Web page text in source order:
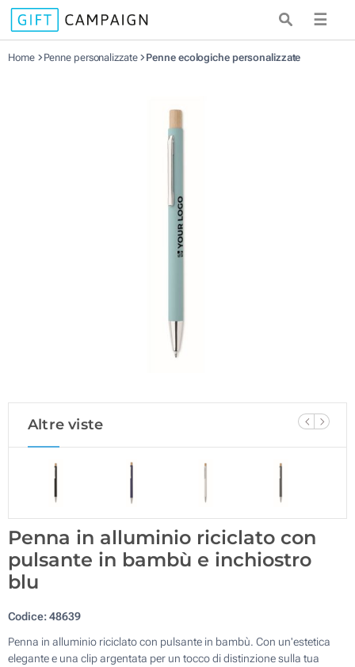
☰
Home Penne personalizzate Penne ecologiche personalizzate
Altre viste
Penna in alluminio riciclato con
pulsante in bambù e inchiostro
blu
Codice:48639
Penna in alluminio riciclato con pulsante in bambù. Con un'estetica
elegante e una clip argentata per un tocco di distinzione sulla tua